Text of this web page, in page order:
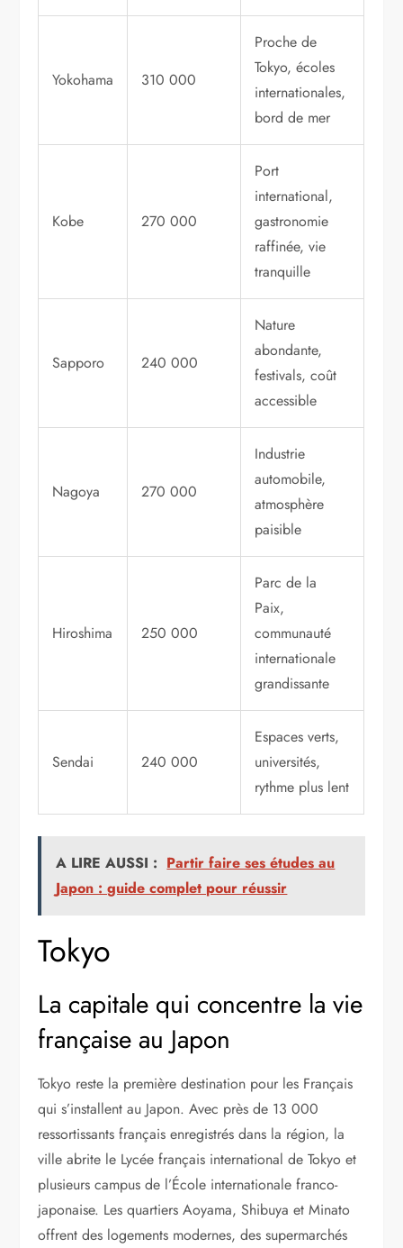
Yokohama 310 000
Proche de
Tokyo, écoles
internationales,
bord de mer
Kobe 270 000
Port
international,
gastronomie
raffinée, vie
tranquille
Sapporo 240 000
Nature
abondante,
festivals, coût
accessible
Nagoya 270 000
Industrie
automobile,
atmosphère
paisible
Hiroshima 250 000
Parc de la
Paix,
communauté
internationale
grandissante
Sendai 240 000
Espaces verts,
universités,
rythme plus lent
A LIRE AUSSI : Partir faire ses études au
Japon : guide complet pour réussir
Tokyo
La capitale qui concentre la vie
française au Japon
Tokyo reste la première destination pour les Français
qui s’installent au Japon. Avec près de 13 000
ressortissants français enregistrés dans la région, la
ville abrite le Lycée français international de Tokyo et
plusieurs campus de l’École internationale franco-
japonaise. Les quartiers Aoyama, Shibuya et Minato
offrent des logements modernes, des supermarchés